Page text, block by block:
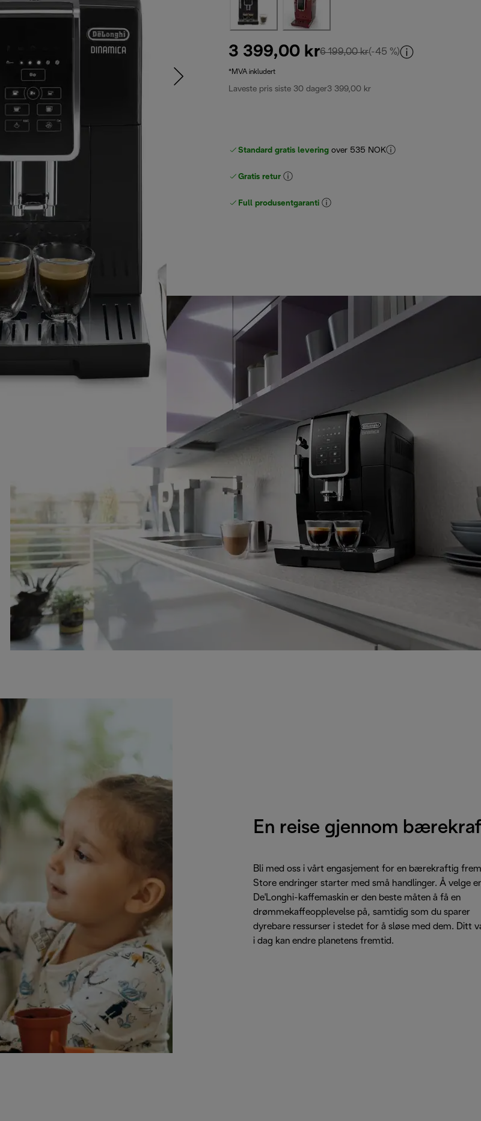
3 399,00 kr6 199,00 kropprinnelig pris 6 199,00
(-45 %)
*MVA inkludert
Laveste pris siste 30 dager3 399,00 kr
Standard gratis levering over 535 NOK
Gratis retur
Full produsentgaranti
En reise gjennom
Bli med oss i vårt engasjement for en bærekraftig
Store endringer starter med små handlinger. Å velge
De'Longhi-kaffemaskin er den beste måten å få en
drømmekaffeopplevelse på, samtidig som du sparer
dyrebare ressurser i stedet for å sløse med dem. Ditt
i dag kan endre planetens fremtid.